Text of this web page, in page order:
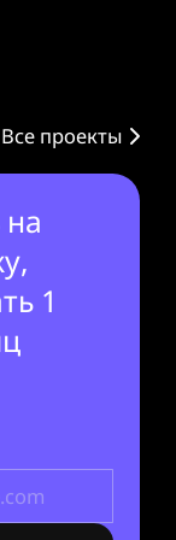
Все проекты
1